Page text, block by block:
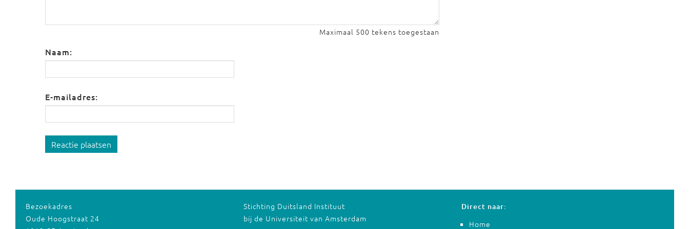
Maximaal 500 tekens toegestaan
Naam:
E-mailadres:
Reactie plaatsen
Bezoekadres
Oude Hoogstraat 24
Stichting Duitsland Instituut
bij de Universiteit van Amsterdam
Direct naar:
Home